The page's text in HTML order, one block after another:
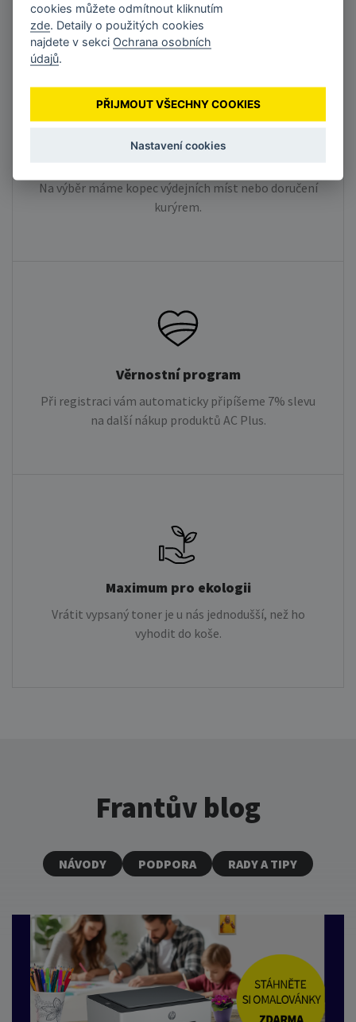
Na výběr máme kopec výdejních míst nebo doručení
kurýrem.
Věrnostní program
Při registraci vám automaticky připíšeme 7% slevu
na další nákup produktů AC Plus.
Maximum pro ekologii
Vrátit vypsaný toner je u nás jednodušší, než ho
vyhodit do koše.
Frantův blog
NÁVODY PODPORA RADY A TIPY
cookies můžete odmítnout kliknutím
zde . Detaily o použitých cookies
najdete v sekci Ochrana osobních
údajů
PŘIJMOUT VŠECHNY COOKIES
Nastavení cookies